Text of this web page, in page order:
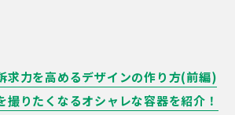
求力を高めるデザインの作り方(前編)
りたくなるオシャレな容器を紹介！